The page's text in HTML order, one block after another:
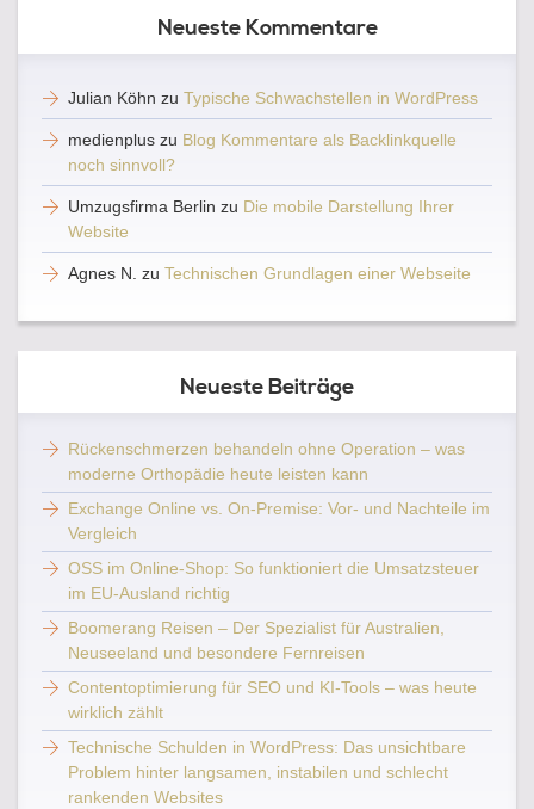
Neueste Kommentare
Julian Köhn zu Typische Schwachstellen in WordPress
medienplus zu Blog Kommentare als Backlinkquelle
noch sinnvoll?
Umzugsfirma Berlin zu Die mobile Darstellung Ihrer
Website
Agnes N. zu Technischen Grundlagen einer Webseite
Neueste Beiträge
Rückenschmerzen behandeln ohne Operation – was
moderne Orthopädie heute leisten kann
Exchange Online vs. On-Premise: Vor- und Nachteile im
Vergleich
OSS im Online-Shop: So funktioniert die Umsatzsteuer
im EU-Ausland richtig
Boomerang Reisen – Der Spezialist für Australien,
Neuseeland und besondere Fernreisen
Contentoptimierung für SEO und KI-Tools – was heute
wirklich zählt
Technische Schulden in WordPress: Das unsichtbare
Problem hinter langsamen, instabilen und schlecht
rankenden Websites